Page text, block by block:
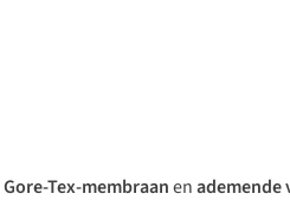
Gore-Tex-membraanenademende